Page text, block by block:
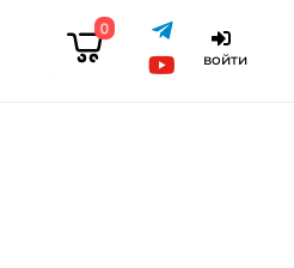
0
войти